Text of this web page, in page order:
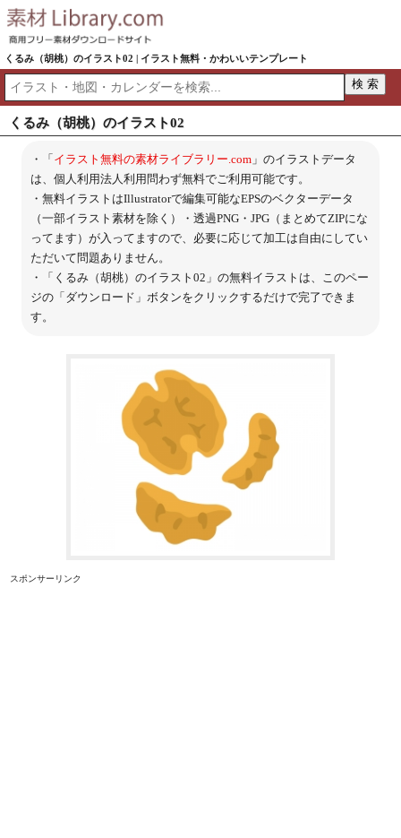
くるみ（胡桃）のイラスト02 | イラスト無料・かわいいテンプレート
くるみ（胡桃）のイラスト02
・「イラスト無料の素材ライブラリー.com」のイラストデータ
は、個人利用法人利用問わず無料でご利用可能です。
・無料イラストはIllustratorで編集可能なEPSのベクターデータ
（一部イラスト素材を除く）・透過PNG・JPG（まとめてZIPにな
ってます）が入ってますので、必要に応じて加工は自由にしてい
ただいて問題ありません。
・「くるみ（胡桃）のイラスト02」の無料イラストは、このペー
ジの「ダウンロード」ボタンをクリックするだけで完了できま
す。
スポンサーリンク